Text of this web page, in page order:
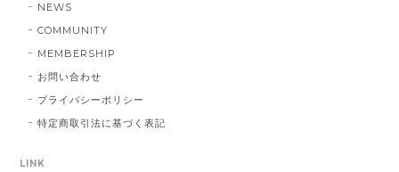
NEWS
COMMUNITY
MEMBERSHIP
お問い合わせ
プライバシーポリシー
特定商取引法に基づく表記
LINK